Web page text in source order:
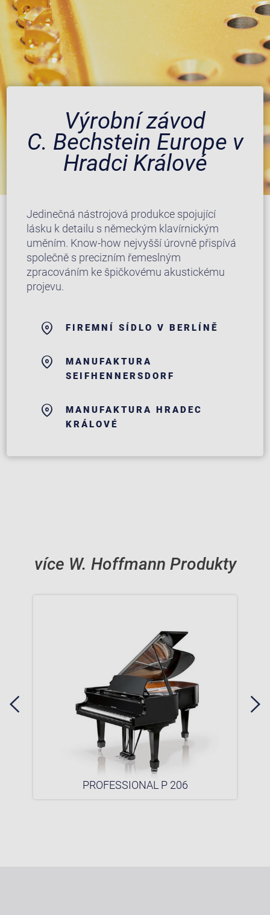
Výrobní závod
C. Bechstein Europe v
Hradci Králové
Jedinečná nástrojová produkce spojující
lásku k detailu s německým klavírnickým
uměním. Know-how nejvyšší úrovně přispívá
společně s precizním řemeslným
zpracováním ke špičkovému akustickému
projevu.
FIREMNÍ SÍDLO V BERLÍNĚ
MANUFAKTURA
SEIFHENNERSDORF
MANUFAKTURA HRADEC
KRÁLOVÉ
více W. Hoffmann Produkty
PROFESSIONAL P 206